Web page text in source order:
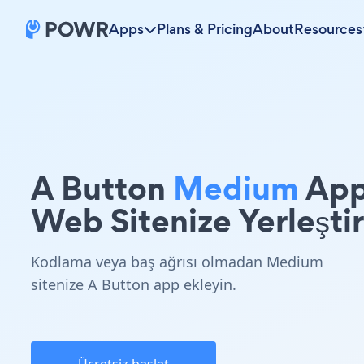
Apps Plans & PricingAboutResources
A Button Medium
Web Sitenize
Kodlama veya baş ağrısı olmadan Medium
sitenize A Button app ekleyin.